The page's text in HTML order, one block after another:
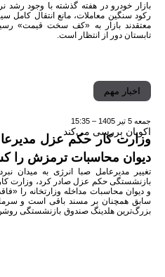
بازار خودرو در هفته گذشته با وجود رشد
رکود سنگین معاملات، مانع انتقال کامل
معتقدند بازار به «کف سخت قیمت»
تابستان دور از انتظار است.
اخبار مهم
جمعه 5 تیر 1405 – 15:35
اکوبان بررسی می‌کند
وزارت کار حکم عزل
دیوان محاسبات ترمزش را
تغییر مدیرعامل صبا انرژی به میدان
بازنشستگی حکم عزل صادر کرد، وزارت
و دیوان محاسبات مداخله وزارتخانه را
سابق همچنان بر مسند باقی است و
بزرگ‌ترین هلدینگ صندوق بازنشستگی